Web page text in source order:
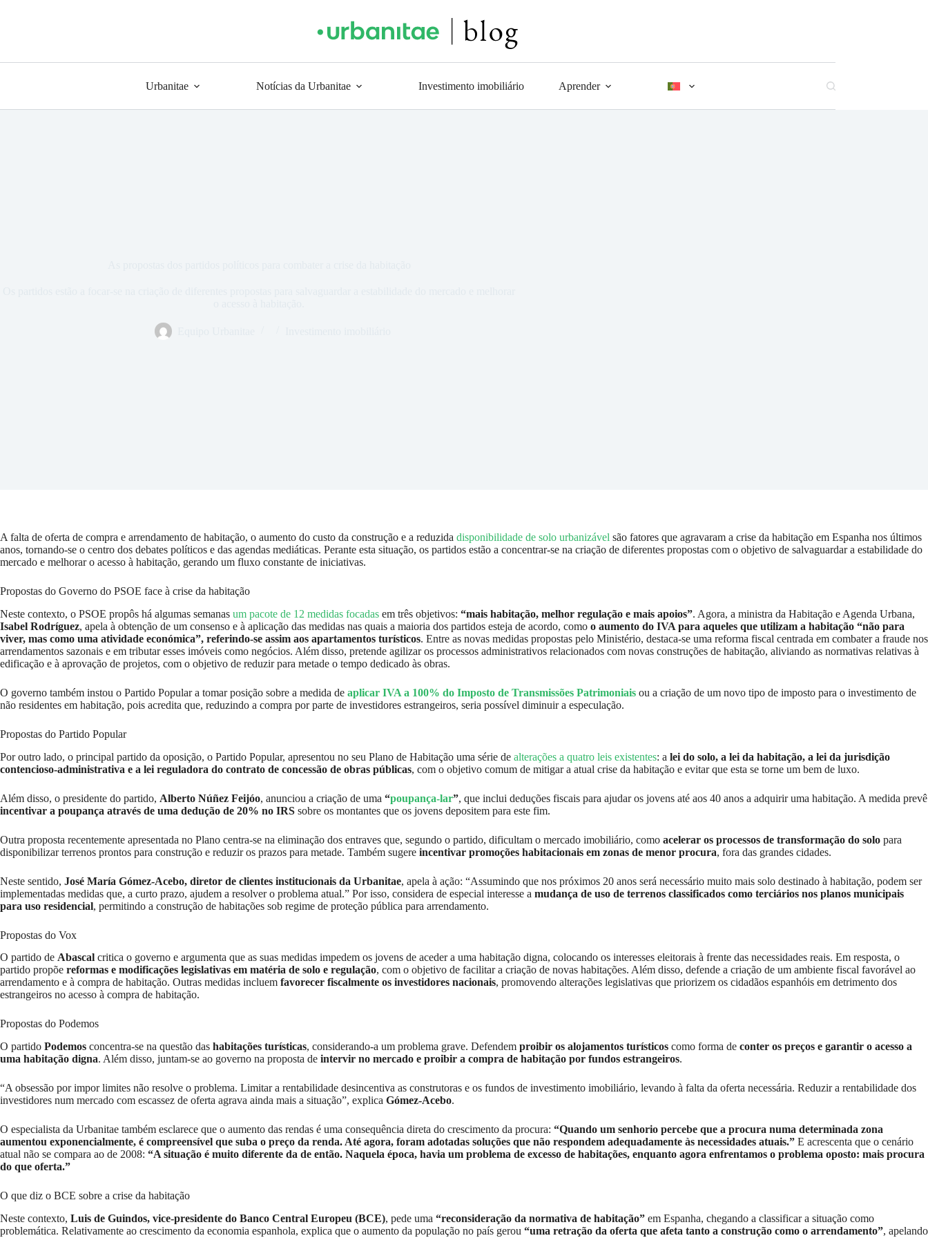
Urbanitae Notícias da Urbanitae Investimento imobiliário Aprender
A falta de oferta de compra e arrendamento de habitação, o aumento do custo da construção e a reduzida disponibilidade de solo urbanizável são fatores que agravaram a crise da habitação em Espanha nos últimos
anos, tornando-se o centro dos debates políticos e das agendas mediáticas. Perante esta situação, os partidos estão a concentrar-se na criação de diferentes propostas com o objetivo de salvaguardar a estabilidade do
mercado e melhorar o acesso à habitação, gerando um fluxo constante de iniciativas.
Propostas do Governo do PSOE face à crise da habitação
Neste contexto, o PSOE propôs há algumas semanas um pacote de 12 medidas focadas em três objetivos: “mais habitação, melhor regulação e mais apoios”. Agora, a ministra da Habitação e Agenda Urbana,
Isabel Rodríguez, apela à obtenção de um consenso e à aplicação das medidas nas quais a maioria dos partidos esteja de acordo, como o aumento do IVA para aqueles que utilizam a habitação “não para
viver, mas como uma atividade económica”, referindo-se assim aos apartamentos turísticos. Entre as novas medidas propostas pelo Ministério, destaca-se uma reforma fiscal centrada em combater a fraude nos
arrendamentos sazonais e em tributar esses imóveis como negócios. Além disso, pretende agilizar os processos administrativos relacionados com novas construções de habitação, aliviando as normativas relativas à
edificação e à aprovação de projetos, com o objetivo de reduzir para metade o tempo dedicado às obras.
O governo também instou o Partido Popular a tomar posição sobre a medida de aplicar IVA a 100% do Imposto de Transmissões Patrimoniais ou a criação de um novo tipo de imposto para o investimento de
não residentes em habitação, pois acredita que, reduzindo a compra por parte de investidores estrangeiros, seria possível diminuir a especulação.
Propostas do Partido Popular
Por outro lado, o principal partido da oposição, o Partido Popular, apresentou no seu Plano de Habitação uma série de alterações a quatro leis existentes: a lei do solo, a lei da habitação, a lei da jurisdição
contencioso-administrativa e a lei reguladora do contrato de concessão de obras públicas, com o objetivo comum de mitigar a atual crise da habitação e evitar que esta se torne um bem de luxo.
Além disso, o presidente do partido, Alberto Núñez Feijóo, anunciou a criação de uma “poupança-lar”, que inclui deduções fiscais para ajudar os jovens até aos 40 anos a adquirir uma habitação. A medida prevê
incentivar a poupança através de uma dedução de 20% no IRS sobre os montantes que os jovens depositem para este fim.
Outra proposta recentemente apresentada no Plano centra-se na eliminação dos entraves que, segundo o partido, dificultam o mercado imobiliário, como acelerar os processos de transformação do solo para
disponibilizar terrenos prontos para construção e reduzir os prazos para metade. Também sugere incentivar promoções habitacionais em zonas de menor procura, fora das grandes cidades.
Neste sentido, José María Gómez-Acebo, diretor de clientes institucionais da Urbanitae, apela à ação: “Assumindo que nos próximos 20 anos será necessário muito mais solo destinado à habitação, podem ser
implementadas medidas que, a curto prazo, ajudem a resolver o problema atual.” Por isso, considera de especial interesse a mudança de uso de terrenos classificados como terciários nos planos municipais
para uso residencial, permitindo a construção de habitações sob regime de proteção pública para arrendamento.
Propostas do Vox
O partido de Abascal critica o governo e argumenta que as suas medidas impedem os jovens de aceder a uma habitação digna, colocando os interesses eleitorais à frente das necessidades reais. Em resposta, o
partido propõe reformas e modificações legislativas em matéria de solo e regulação, com o objetivo de facilitar a criação de novas habitações. Além disso, defende a criação de um ambiente fiscal favorável ao
arrendamento e à compra de habitação. Outras medidas incluem favorecer fiscalmente os investidores nacionais, promovendo alterações legislativas que priorizem os cidadãos espanhóis em detrimento dos
estrangeiros no acesso à compra de habitação.
Propostas do Podemos
O partido Podemos concentra-se na questão das habitações turísticas, considerando-a um problema grave. Defendem proibir os alojamentos turísticos como forma de conter os preços e garantir o acesso a
uma habitação digna. Além disso, juntam-se ao governo na proposta de intervir no mercado e proibir a compra de habitação por fundos estrangeiros.
“A obsessão por impor limites não resolve o problema. Limitar a rentabilidade desincentiva as construtoras e os fundos de investimento imobiliário, levando à falta da oferta necessária. Reduzir a rentabilidade dos
investidores num mercado com escassez de oferta agrava ainda mais a situação”, explica Gómez-Acebo.
O especialista da Urbanitae também esclarece que o aumento das rendas é uma consequência direta do crescimento da procura: “Quando um senhorio percebe que a procura numa determinada zona
aumentou exponencialmente, é compreensível que suba o preço da renda. Até agora, foram adotadas soluções que não respondem adequadamente às necessidades atuais.” E acrescenta que o cenário
atual não se compara ao de 2008: “A situação é muito diferente da de então. Naquela época, havia um problema de excesso de habitações, enquanto agora enfrentamos o problema oposto: mais procura
do que oferta.”
O que diz o BCE sobre a crise da habitação
Neste contexto, Luis de Guindos, vice-presidente do Banco Central Europeu (BCE), pede uma “reconsideração da normativa de habitação” em Espanha, chegando a classificar a situação como
problemática. Relativamente ao crescimento da economia espanhola, explica que o aumento da população no país gerou “uma retração da oferta que afeta tanto a construção como o arrendamento”, apelando